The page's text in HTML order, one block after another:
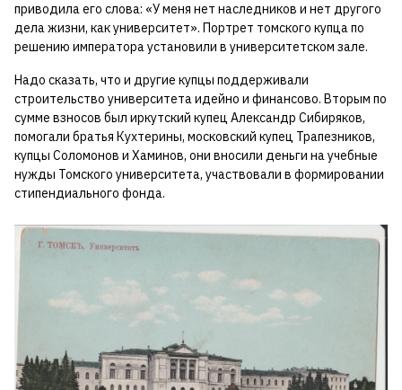
приводила его слова: «У меня нет наследников и нет другого
дела жизни, как университет». Портрет томского купца по
решению императора установили в университетском зале.
Надо сказать, что и другие купцы поддерживали
строительство университета идейно и финансово. Вторым по
сумме взносов был иркутский купец Александр Сибиряков,
помогали братья Кухтерины, московский купец Трапезников,
купцы Соломонов и Хаминов, они вносили деньги на учебные
нужды Томского университета, участвовали в формировании
стипендиального фонда.